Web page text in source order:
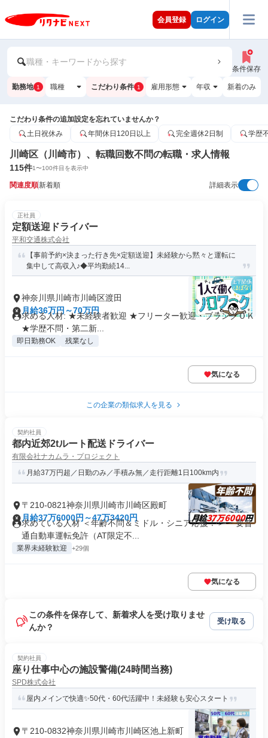
会員登録 ログイン
職種・キーワードから探す
条件保存
勤務地 1 職種 こだわり条件 1 雇用形態 年収 新着のみ
こだわり条件の追加設定を忘れていませんか？
土日祝休み
年間休日120日以上 完全週休2日制 学歴
川崎区（川崎市）、転職回数不問の転職・求人情報
115件1〜100件目を表示中
関連度順新着順 詳細表示
正社員
定額送迎ドライバー
平和交通株式会社
【事前予約×決まった行き先×定額送迎】未経験から黙々と運転に
集中して高収入♪◆平均勤続14...
神奈川県川崎市川崎区渡田
月給36万円～70万円
求める人材: ★未経験者歓迎 ★フリーター歓迎・ブランクＯＫ
★学歴不問・第二新...
即日勤務OK 残業なし
気になる
この企業の類似求人を見る
契約社員
都内近郊2tルート配送ドライバー
有限会社ナカムラ・プロジェクト
月給37万円超／日勤のみ／手積み無／走行距離1日100km内
〒210-0821神奈川県川崎市川崎区殿町
月給37万6000円～47万3420円
求めている人材 ＜年齢不問＆ミドル・シニア応援！＞ ・要普
通自動車運転免許（AT限定不...
業界未経験歓迎 +29個
気になる
この条件を保存して、新着求人を受け取りませ
んか？
受け取る
契約社員
座り仕事中心の施設警備(24時間当務)
SPD株式会社
屋内メインで快適✨50代・60代活躍中！未経験も安心スタート
〒210-0832神奈川県川崎市川崎区池上新町